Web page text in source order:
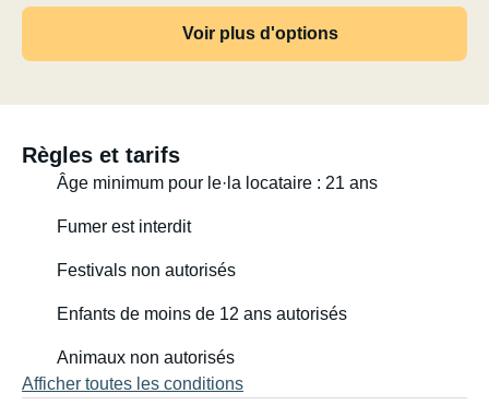
Voir plus d'options
Règles et tarifs
Âge minimum pour le·la locataire : 21 ans
Fumer est interdit
Festivals non autorisés
Enfants de moins de 12 ans autorisés
Animaux non autorisés
Afficher toutes les conditions